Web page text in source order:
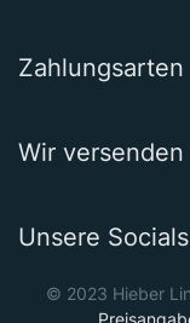
Zahlungsarten
Wir
Unsere Socials
© 2023 Hieber